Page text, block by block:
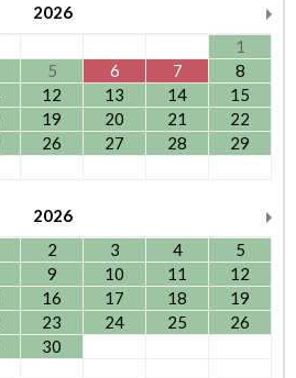
2026
1
5 6 7
8
12 13 14
15
19 20 21
22
26 27 28
29
2026
2 3 4
5
9 10 11
12
16 17 18
19
23 24 25
26
30